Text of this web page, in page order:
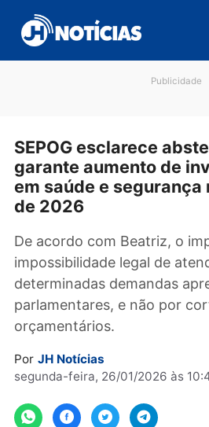
para
conteúdo
SEPOG esclarece
garante aumento de
em saúde e
De acordo com Beatriz,
impossibilidade legal de
determinadas demandas
parlamentares, e não por
orçamentários.
segunda-feira, 26/01/2026 às